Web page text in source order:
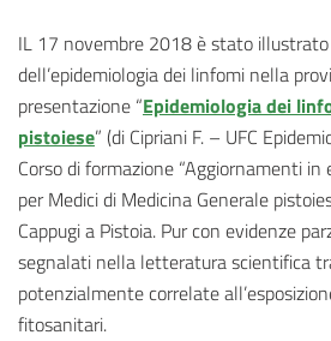
IL 17 novembre 2018 è stato
dell’epidemiologia dei linfomi nella
presentazione “Epidemiologia dei
pistoiese” (di Cipriani F. – UFC
Corso di formazione “Aggiornamenti in
per Medici di Medicina Generale
Cappugi a Pistoia. Pur con evidenze
segnalati nella letteratura scientifica
potenzialmente correlate
fitosanitari.